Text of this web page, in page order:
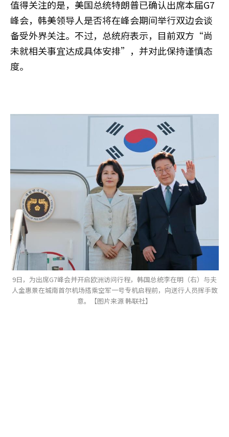
值得关注的是，美国总统特朗普已确认出席本届G7
峰会，韩美领导人是否将在峰会期间举行双边会谈
备受外界关注。不过，总统府表示，目前双方“尚
未就相关事宜达成具体安排”，并对此保持谨慎态
度。
9日，为出席G7峰会并开启欧洲访问行程，韩国总统李在明（右）与夫
人金惠景在城南首尔机场搭乘空军一号专机启程前，向送行人员挥手致
意。【图片来源 韩联社】